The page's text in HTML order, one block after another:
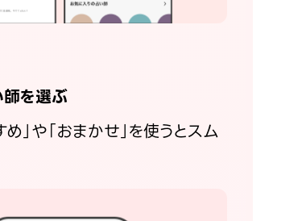
を選ぶ
め」や「おまかせ」を使うとスム